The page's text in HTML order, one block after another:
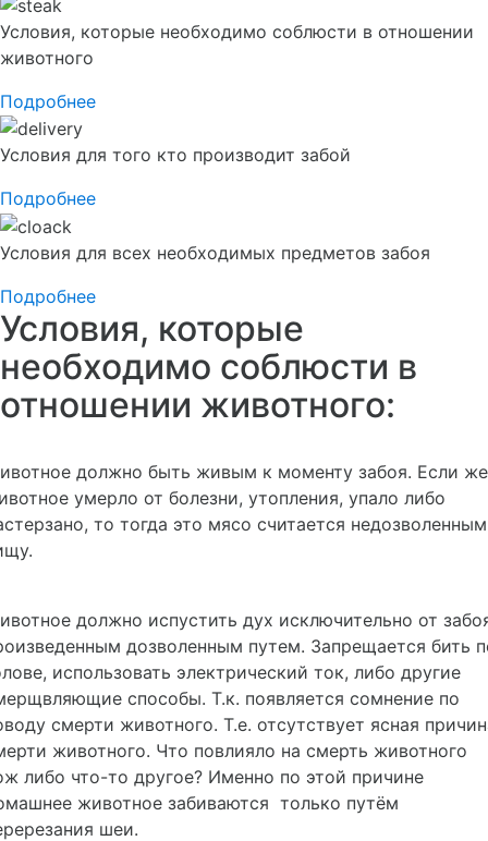
Условия, которые необходимо соблюсти в отношении
животного
Подробнее
Условия для того кто производит забой
Подробнее
Условия для всех необходимых предметов забоя
Подробнее
Условия, которые
необходимо соблюсти в
отношении животного:
должно быть живым к моменту забоя. Если же
умерло от болезни, утопления, упало либо
то тогда это мясо считается
должно испустить дух исключительно от
дозволенным путем. Запрещается бить
использовать электрический ток, либо другие
способы. Т.к. появляется сомнение по
смерти животного. Т.е. отсутствует ясная
животного. Что повлияло на смерть животного
либо что-то другое? Именно по этой причине
животное забиваются только путём
шеи.